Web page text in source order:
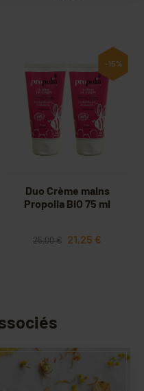
-15%
Duo Crème mains
Propolia BIO 75 ml
25,00 € 21,25 €